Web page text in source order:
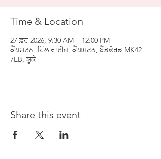
Time & Location
27 ਫ਼ਰ 2026, 9:30 AM – 12:00 PM
ਕੈਂਪਸਟਨ, ਹਿੱਲ ਰਾਈਜ਼, ਕੈਂਪਸਟਨ, ਬੈੱਡਫੋਰਡ MK42
7EB, ਯੂਕੇ
Share this event